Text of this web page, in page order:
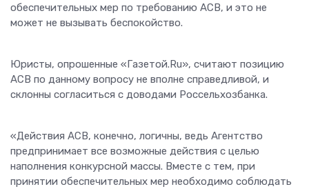
обеспечительных мер по требованию АСВ, и это не
может не вызывать беспокойство.
Юристы, опрошенные «Газетой.Ru», считают позицию
АСВ по данному вопросу не вполне справедливой, и
склонны согласиться с доводами Россельхозбанка.
«Действия АСВ, конечно, логичны, ведь Агентство
предпринимает все возможные действия с целью
наполнения конкурсной массы. Вместе с тем, при
принятии обеспечительных мер необходимо соблюдать